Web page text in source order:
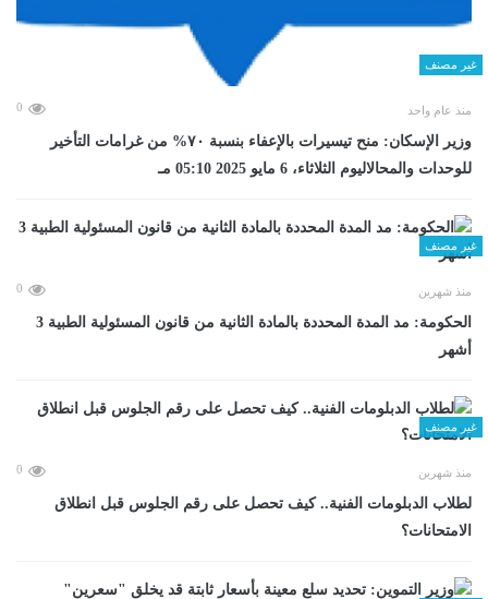
غير مصنف
منذ عام واحد 0
وزير الإسكان: منح تيسيرات بالإعفاء بنسبة ٧٠% من غرامات التأخير
للوحدات والمحالاليوم الثلاثاء، 6 مايو 2025 05:10 مـ
غير مصنف
منذ شهرين 0
الحكومة: مد المدة المحددة بالمادة الثانية من قانون المسئولية الطبية 3
أشهر
غير مصنف
منذ شهرين 0
لطلاب الدبلومات الفنية.. كيف تحصل على رقم الجلوس قبل انطلاق
الامتحانات؟